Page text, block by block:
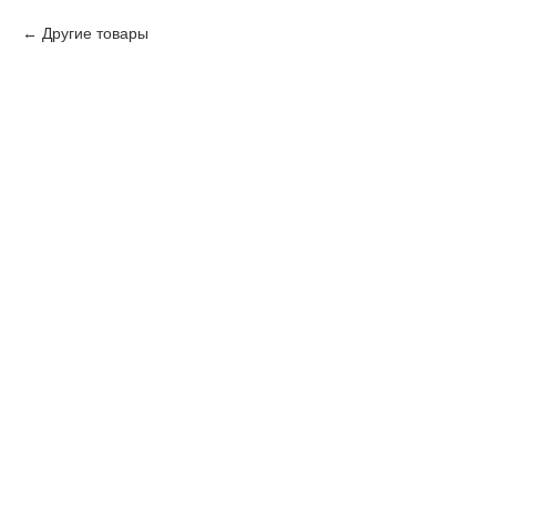
Другие товары